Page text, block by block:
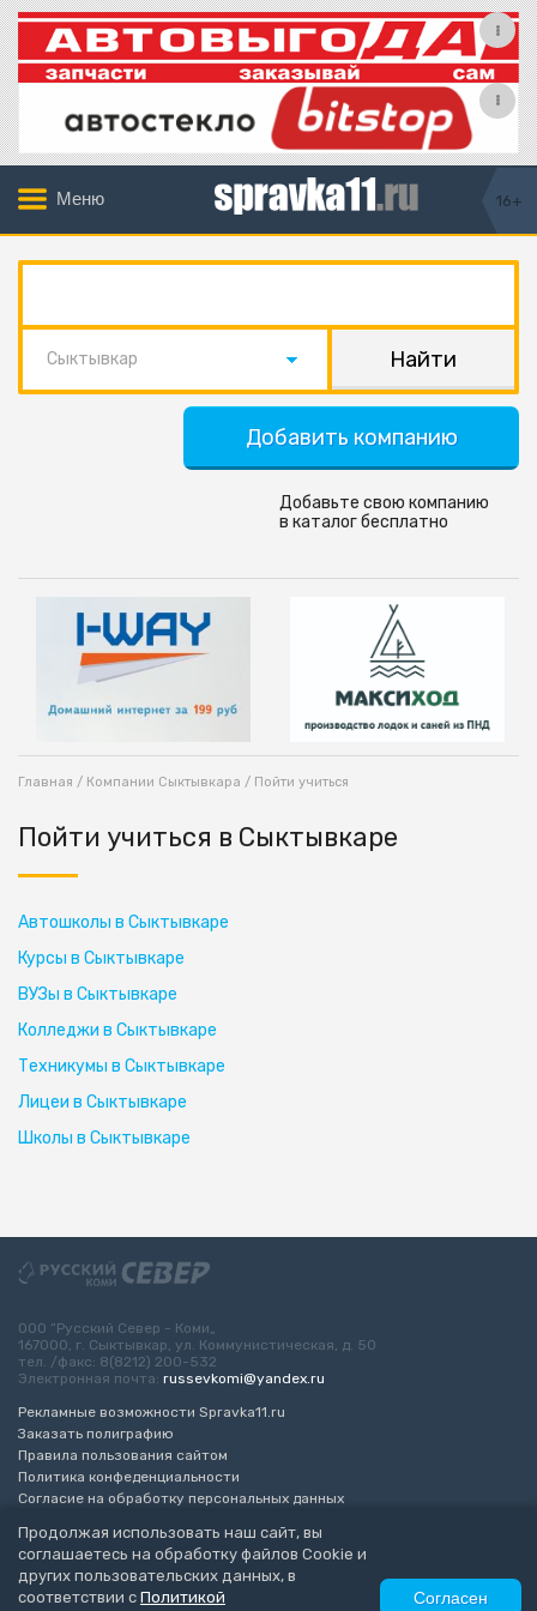
Меню 16+
Сыктывкар
Добавить компанию
Добавьте свою компанию
в каталог бесплатно
Главная / Компании Сыктывкара / Пойти учиться
Пойти учиться в Сыктывкаре
Автошколы в Сыктывкаре
Курсы в Сыктывкаре
ВУЗы в Сыктывкаре
Колледжи в Сыктывкаре
Техникумы в Сыктывкаре
Лицеи в Сыктывкаре
Школы в Сыктывкаре
Продолжая использовать наш сайт, вы
соглашаетесь на обработку файлов Cookie и
других пользовательских данных, в
соответствии с Политикой
Согласен
ООО “Русский Север - Коми„
167000, г. Сыктывкар, ул. Коммунистическая, д. 50
тел. /факс: 8(8212) 200-532
Электронная почта: russevkomi@yandex.ru
Рекламные возможности Spravka11.ru
Заказать полиграфию
Правила пользования сайтом
Политика конфеденциальности
Согласие на обработку персональных данных
Разработка сайта“ЭкспертБизнесГрупп”
© 2010-2026 Русский Север - Коми